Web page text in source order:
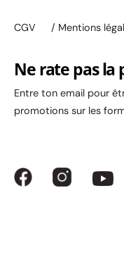
CGV / Mentions
Ne rate pas
Entre ton email pour
promotions sur les